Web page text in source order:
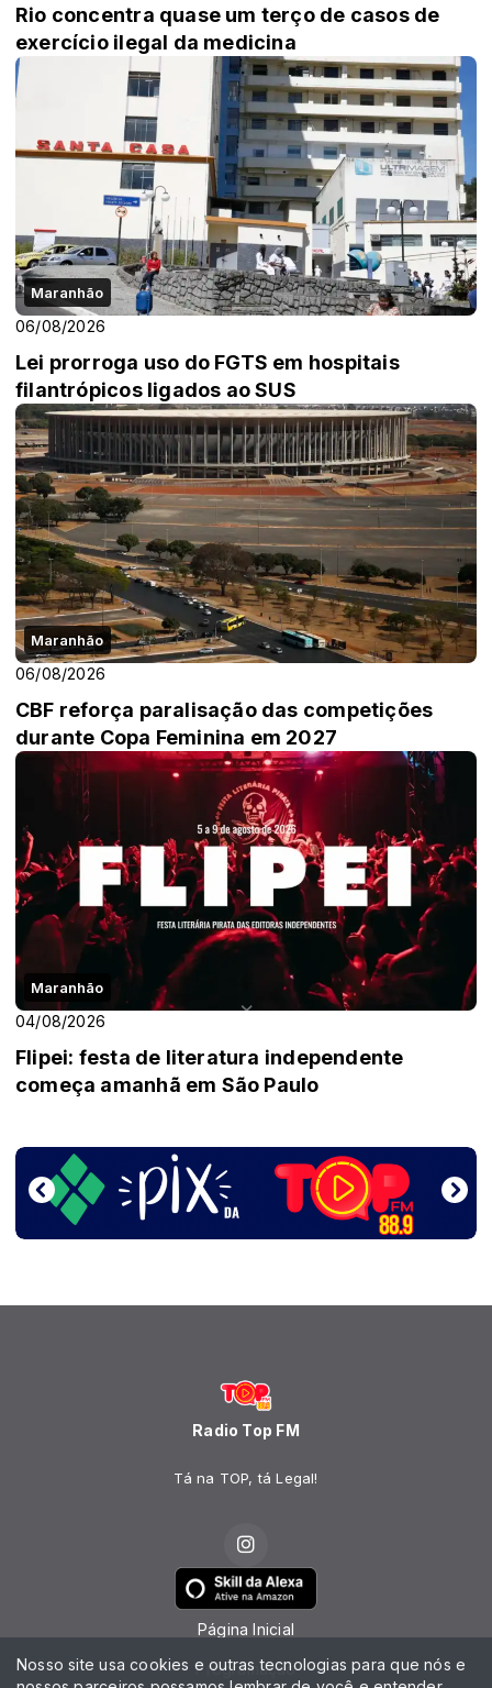
Rio concentra quase um terço de casos de
exercício ilegal da medicina
Maranhão
06/08/2026
Lei prorroga uso do FGTS em hospitais
filantrópicos ligados ao SUS
Maranhão
06/08/2026
CBF reforça paralisação das competições
durante Copa Feminina em 2027
Maranhão
04/08/2026
Flipei: festa de literatura independente
começa amanhã em São Paulo
Radio Top FM
Tá na TOP, tá Legal!
Página Inicial
Programação
Nosso site usa cookies e outras tecnologias para que nós e